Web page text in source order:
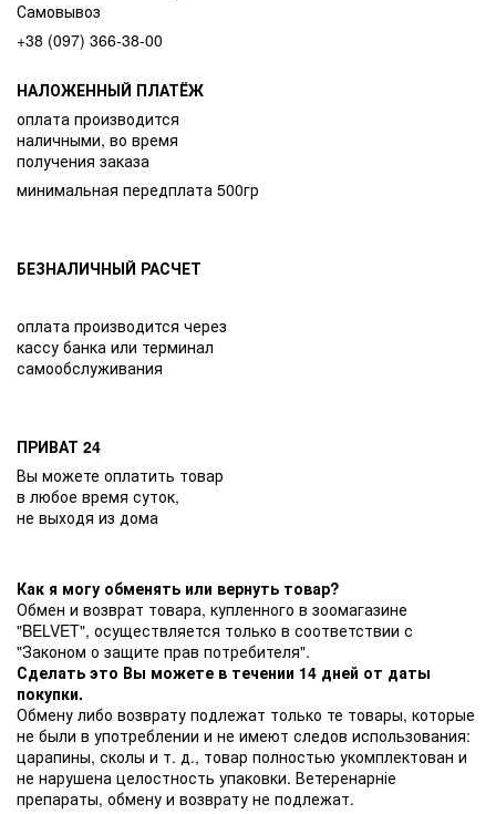
Самовывоз
+38 (097) 366-38-00
НАЛОЖЕННЫЙ ПЛАТЁЖ
оплата производится
наличными, во время
получения заказа
минимальная передплата 500гр
БЕЗНАЛИЧНЫЙ РАСЧЕТ
оплата производится через
кассу банка или терминал
самообслуживания
ПРИВАТ 24
Вы можете оплатить товар
в любое время суток,
не выходя из дома
Как я могу обменять или вернуть товар?
Обмен и возврат товара, купленного в зоомагазине
"BELVET", осуществляется только в соответствии с
"Законом о защите прав потребителя".
Сделать это Вы можете в течении 14 дней от даты
покупки.
Обмену либо возврату подлежат только те товары, которые
не были в употреблении и не имеют следов использования:
царапины, сколы и т. д., товар полностью укомплектован и
не нарушена целостность упаковки. Ветеренарніе
препараты, обмену и возврату не подлежат.